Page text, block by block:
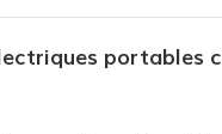
portables